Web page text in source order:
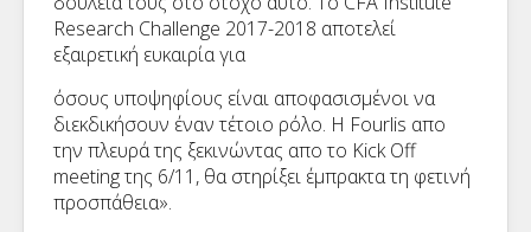
Research Challenge 2017-2018 αποτελεί
εξαιρετική ευκαιρία για
όσους υποψηφίους είναι αποφασισμένοι να
διεκδικήσουν έναν τέτοιο ρόλο. H Fourlis απο
την πλευρά της ξεκινώντας απο το Kick Off
meeting της 6/11, θα στηρίξει έμπρακτα τη φετινή
προσπάθεια».